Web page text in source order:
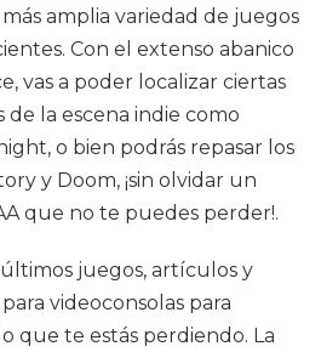
amplia variedad de juegos
Con el extenso abanico
vas a poder localizar ciertas
de la escena indie como
o bien podrás repasar los
y Doom, ¡sin olvidar un
que no te puedes perder!.
juegos, artículos y
videoconsolas para
que te estás perdiendo. La